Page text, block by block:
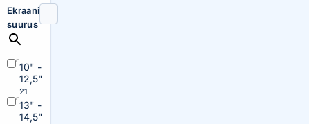
Ekraani
suurus
10" -
12,5"
21
13" -
14,5"